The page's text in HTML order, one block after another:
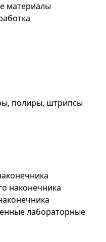
материалы
полиры, штрипсы
наконечника
лабораторные